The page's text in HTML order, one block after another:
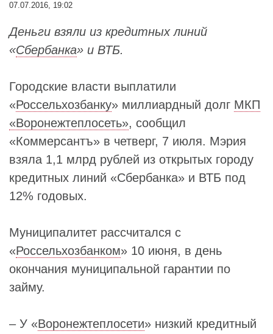
07.07.2016, 19:02
Деньги взяли из кредитных линий
«Сбербанка» и ВТБ.
Городские власти выплатили
«Россельхозбанку» миллиардный долг МКП
«Воронежтеплосеть», сообщил
«Коммерсантъ» в четверг, 7 июля. Мэрия
взяла 1,1 млрд рублей из открытых городу
кредитных линий «Сбербанка» и ВТБ под
12% годовых.
Муниципалитет рассчитался с
«Россельхозбанком» 10 июня, в день
окончания муниципальной гарантии по
займу.
– У «Воронежтеплосети» низкий кредитный